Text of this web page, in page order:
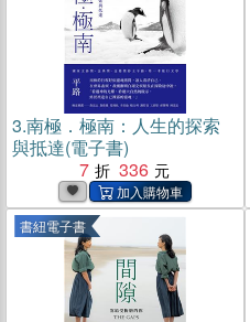
3.南極．極南：人生的探索
與抵達(電子書)
7
336
書紐電子書